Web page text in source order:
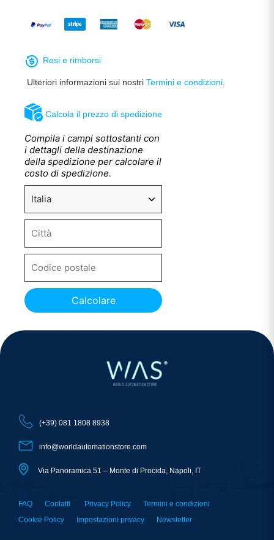
Calcola il prezzo di spedizione
Compila i campi sottostanti con
i dettagli della destinazione
della spedizione per calcolare il
costo di spedizione.
Calcolare
Resi e rimborsi
Ulteriori informazioni sui nostri Termini e condizioni
(+39) 081 1808 8938
info@worldautomationstore.com
Via Panoramica 51 – Monte di Procida, Napoli, IT
FAQ Contatti Privacy Policy
Termini e condizioni
Cookie Policy
Impostazioni privacy Newsletter